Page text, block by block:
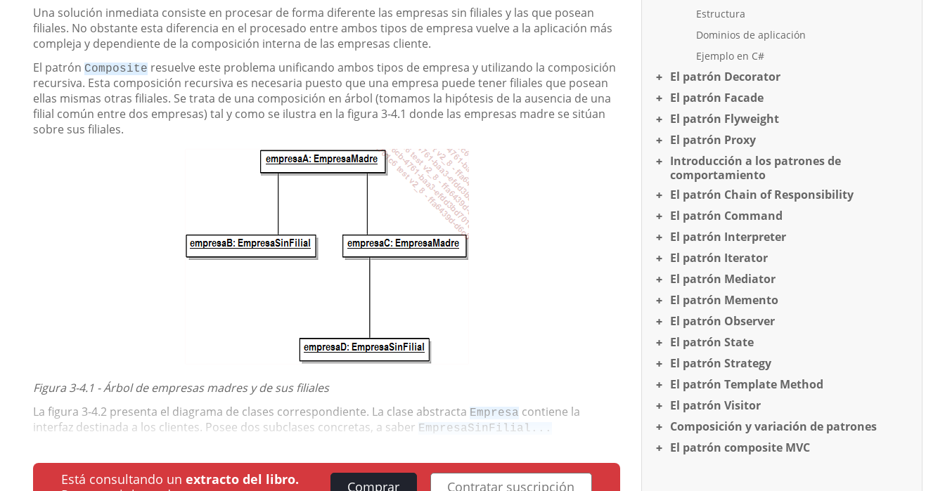
Una solución inmediata consiste en procesar de forma diferente las empresas sin filiales y las que posean
filiales. No obstante esta diferencia en el procesado entre ambos tipos de empresa vuelve a la aplicación más
compleja y dependiente de la composición interna de las empresas cliente.
El patrón Composite resuelve este problema unificando ambos tipos de empresa y utilizando la composición
recursiva. Esta composición recursiva es necesaria puesto que una empresa puede tener filiales que posean
ellas mismas otras filiales. Se trata de una composición en árbol (tomamos la hipótesis de la ausencia de una
filial común entre dos empresas) tal y como se ilustra en la figura 3-4.1 donde las empresas madre se sitúan
sobre sus filiales.
Figura 3-4.1 - Árbol de empresas madres y de sus filiales
La figura 3-4.2 presenta el diagrama de clases correspondiente. La clase abstracta Empresa contiene la
interfaz destinada a los clientes. Posee dos subclases concretas, a saber EmpresaSinFilial...
Está consultando un extracto del libro.
Comprar Contratar suscripción
Estructura
Dominios de aplicación
Ejemplo en C#
El patrón Decorator
El patrón Facade
El patrón Flyweight
El patrón Proxy
Introducción a los patrones de
comportamiento
El patrón Chain of Responsibility
El patrón Command
El patrón Interpreter
El patrón Iterator
El patrón Mediator
El patrón Memento
El patrón Observer
El patrón State
El patrón Strategy
El patrón Template Method
El patrón Visitor
Composición y variación de patrones
El patrón composite MVC